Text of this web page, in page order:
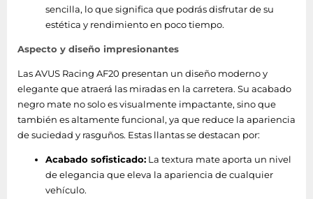
sencilla, lo que significa que podrás disfrutar de su
estética y rendimiento en poco tiempo.
Aspecto y diseño impresionantes
Las AVUS Racing AF20 presentan un diseño moderno y
elegante que atraerá las miradas en la carretera. Su acabado
negro mate no solo es visualmente impactante, sino que
también es altamente funcional, ya que reduce la apariencia
de suciedad y rasguños. Estas llantas se destacan por:
Acabado sofisticado: La textura mate aporta un nivel
de elegancia que eleva la apariencia de cualquier
vehículo.